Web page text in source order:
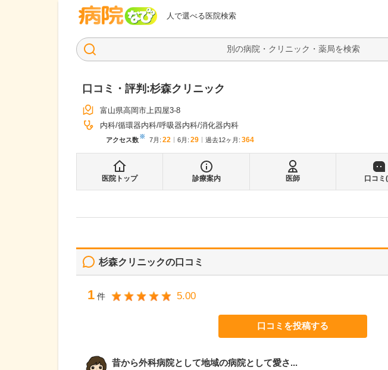
人で選べる医院検索
病院なび
検索
口コミ・評判:杉森クリニック
富山県高岡市上四屋3-8
内科 循環器内科 呼吸器内科 消化器内科
アクセス数※ 7月 : 22 6月 : 29 過去12ヶ月: 364
医院トップ 診療案内 医師 口コミ(
杉森クリニックの口コミ
1 件 5.00
口コミを投稿する
昔から外科病院として地域の病院として愛さ...